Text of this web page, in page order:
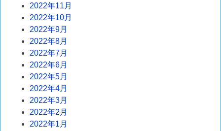
2022年11月
2022年10月
2022年9月
2022年8月
2022年7月
2022年6月
2022年5月
2022年4月
2022年3月
2022年2月
2022年1月